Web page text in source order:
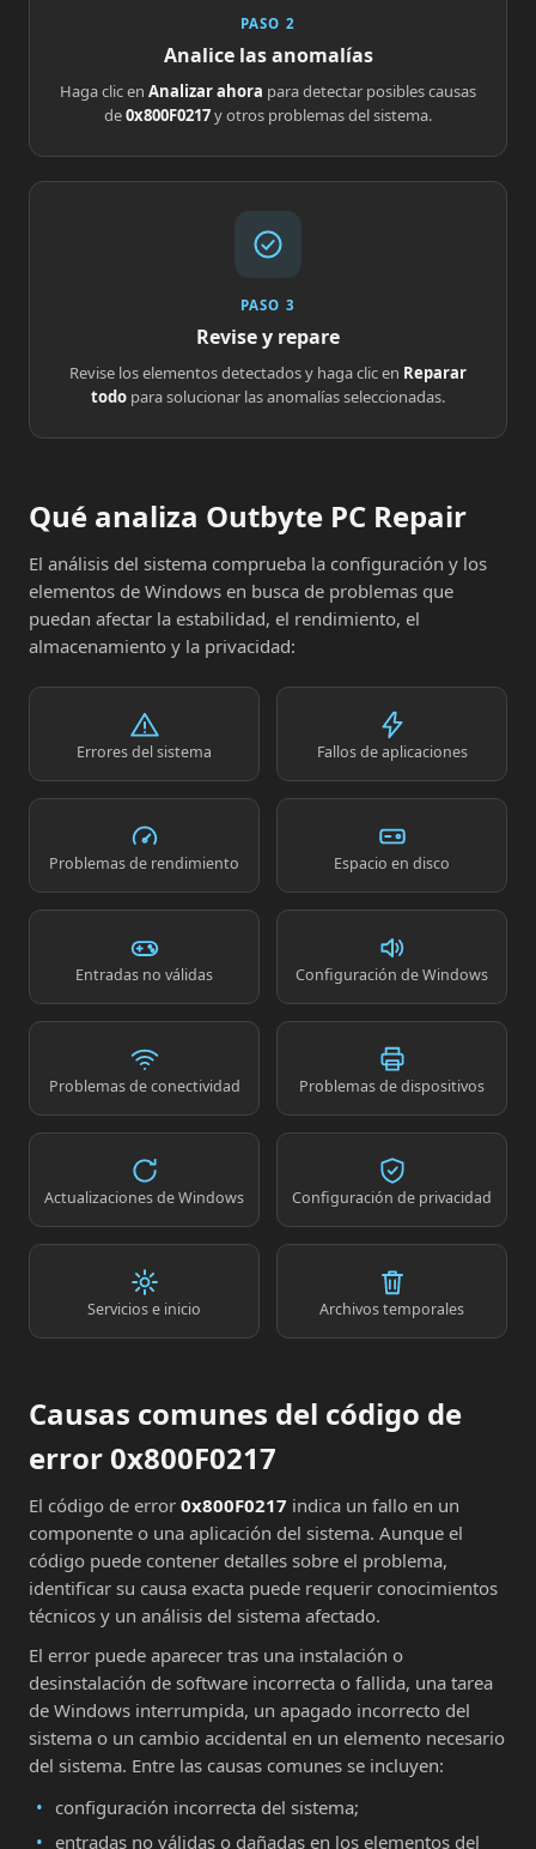
PASO 2
Analice las anomalías
Haga clic en Analizar ahora para detectar posibles causas
de0x800F0217y otros problemas del sistema.
PASO 3
Revise y repare
Revise los elementos detectados y haga clic en Reparar
todo para solucionar las anomalías seleccionadas.
Qué analiza Outbyte PC Repair
El análisis del sistema comprueba la configuración y los
elementos de Windows en busca de problemas que
puedan afectar la estabilidad, el rendimiento, el
almacenamiento y la privacidad:
Errores del sistema Fallos de aplicaciones
Problemas de rendimiento Espacio en disco
Entradas no válidas Configuración de Windows
Problemas de conectividad Problemas de dispositivos
Actualizaciones de Windows Configuración de privacidad
Servicios e inicio Archivos temporales
Causas comunes del código de
error 0x800F0217
El código de error 0x800F0217 indica un fallo en un
componente o una aplicación del sistema. Aunque el
código puede contener detalles sobre el problema,
identificar su causa exacta puede requerir conocimientos
técnicos y un análisis del sistema afectado.
El error puede aparecer tras una instalación o
desinstalación de software incorrecta o fallida, una tarea
de Windows interrumpida, un apagado incorrecto del
sistema o un cambio accidental en un elemento necesario
del sistema. Entre las causas comunes se incluyen:
configuración incorrecta del sistema;
entradas no válidas o dañadas en los elementos del